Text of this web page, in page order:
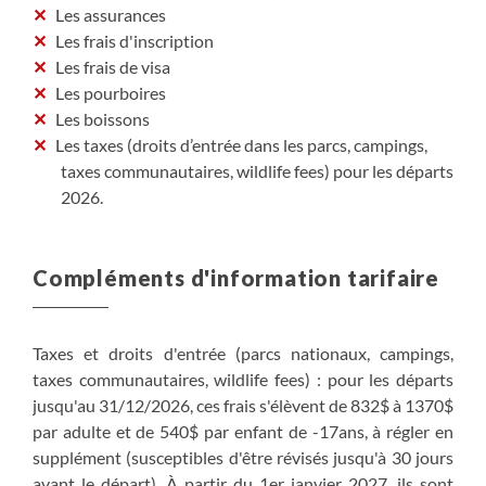
Les assurances
Les frais d'inscription
Les frais de visa
Les pourboires
Les boissons
Les taxes (droits d’entrée dans les parcs, campings,
taxes communautaires, wildlife fees) pour les départs
2026.
Compléments d'information tarifaire
Taxes et droits d'entrée (parcs nationaux, campings,
taxes communautaires, wildlife fees) : pour les départs
jusqu'au 31/12/2026, ces frais s'élèvent de 832$ à 1370$
par adulte et de 540$ par enfant de -17ans, à régler en
supplément (susceptibles d'être révisés jusqu'à 30 jours